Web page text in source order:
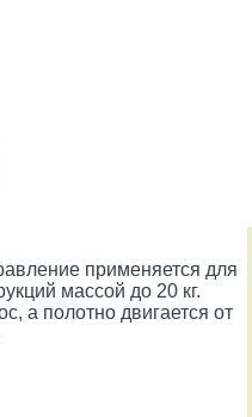
применяется для
массой до 20 кг.
а полотно двигается от